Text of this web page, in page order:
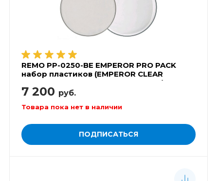
REMO PP-0250-BE EMPEROR PRO PACK
набор пластиков (EMPEROR CLEAR
12',13',16', AMBASSADOR COATED 14')
7 200 руб.
Товара пока нет в наличии
ПОДПИСАТЬСЯ